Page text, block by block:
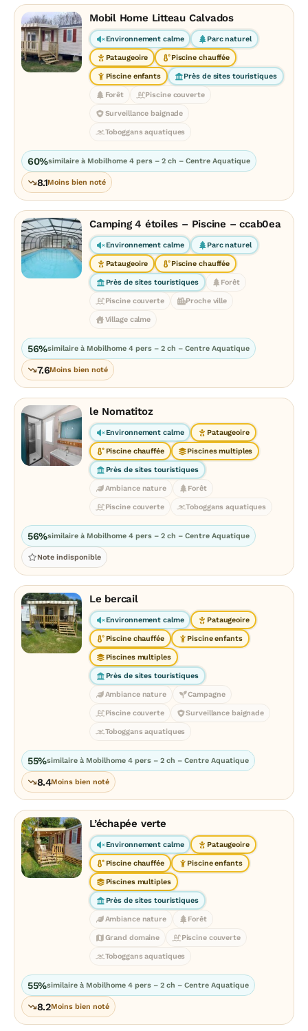
Mobil Home Litteau Calvados
Environnement calme Parc naturel
Pataugeoire Piscine chauffée
Piscine enfants Près de sites touristiques
Forêt Piscine couverte
Surveillance baignade
Toboggans aquatiques
60%similaire à Mobilhome 4 pers – 2 ch – Centre Aquatique
8.1Moins bien noté
Camping 4 étoiles – Piscine – ccab0ea
Environnement calme Parc naturel
Pataugeoire Piscine chauffée
Près de sites touristiques Forêt
Piscine couverte Proche ville
Village calme
56%similaire à Mobilhome 4 pers – 2 ch – Centre Aquatique
7.6Moins bien noté
le Nomatitoz
Environnement calme Pataugeoire
Piscine chauffée Piscines multiples
Près de sites touristiques
Ambiance nature Forêt
Piscine couverte Toboggans aquatiques
56%similaire à Mobilhome 4 pers – 2 ch – Centre Aquatique
Note indisponible
Le bercail
Environnement calme Pataugeoire
Piscine chauffée Piscine enfants
Piscines multiples
Près de sites touristiques
Ambiance nature Campagne
Piscine couverte Surveillance baignade
Toboggans aquatiques
55%similaire à Mobilhome 4 pers – 2 ch – Centre Aquatique
8.4Moins bien noté
L’échapée verte
Environnement calme Pataugeoire
Piscine chauffée Piscine enfants
Piscines multiples
Près de sites touristiques
Ambiance nature Forêt
Grand domaine Piscine couverte
Toboggans aquatiques
55%similaire à Mobilhome 4 pers – 2 ch – Centre Aquatique
8.2Moins bien noté